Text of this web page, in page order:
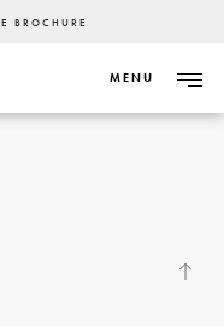
BROCHURE
MENU